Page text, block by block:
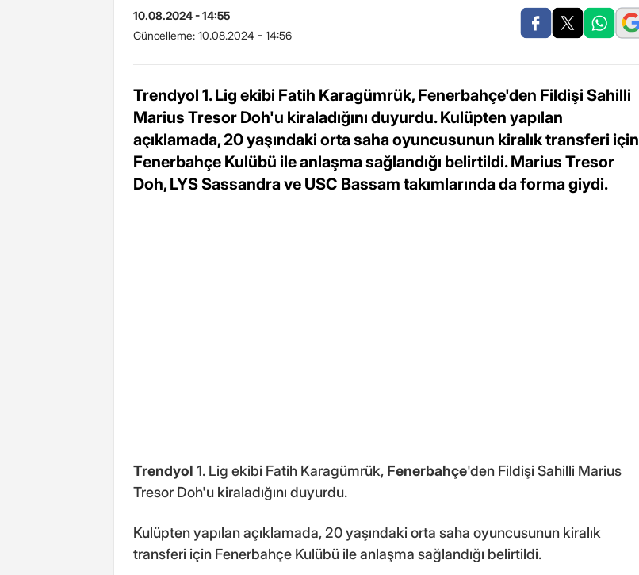
10.08.2024 - 14:55
Güncelleme: 10.08.2024 - 14:56
Trendyol 1. Lig ekibi Fatih Karagümrük, Fenerbahçe'den Fildişi Sahilli
Marius Tresor Doh'u kiraladığını duyurdu. Kulüpten yapılan
açıklamada, 20 yaşındaki orta saha oyuncusunun kiralık transferi için
Fenerbahçe Kulübü ile anlaşma sağlandığı belirtildi. Marius Tresor
Doh, LYS Sassandra ve USC Bassam takımlarında da forma giydi.
Trendyol 1. Lig ekibi Fatih Karagümrük, Fenerbahçe'den Fildişi Sahilli Marius
Tresor Doh'u kiraladığını duyurdu.
Kulüpten yapılan açıklamada, 20 yaşındaki orta saha oyuncusunun kiralık
transferi için Fenerbahçe Kulübü ile anlaşma sağlandığı belirtildi.